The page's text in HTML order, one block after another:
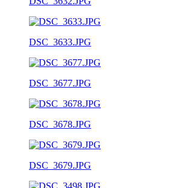
DSC_3633.JPG
DSC_3677.JPG
DSC_3678.JPG
DSC_3679.JPG